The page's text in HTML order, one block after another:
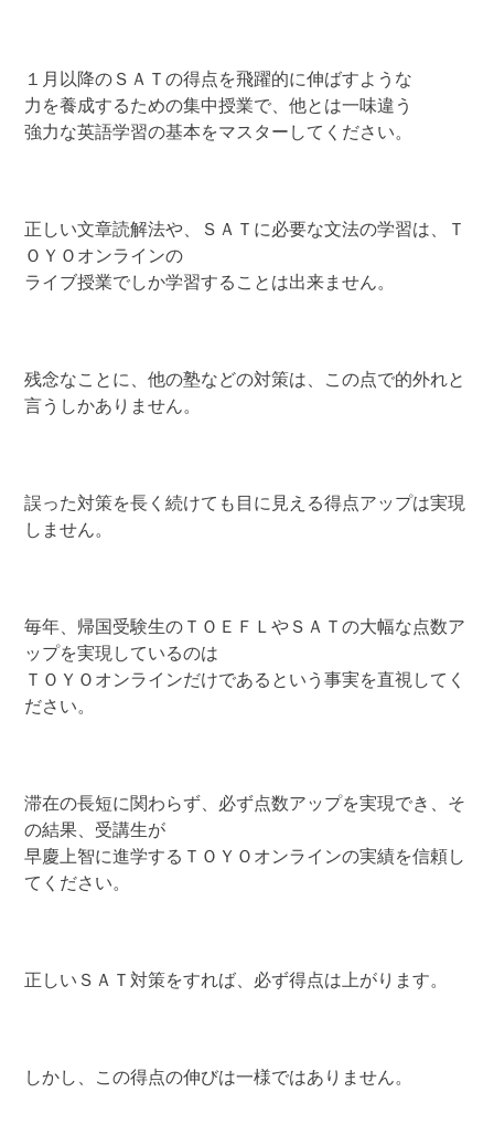
１月以降のＳＡＴの得点を飛躍的に伸ばすような
力を養成するための集中授業で、他とは一味違う
強力な英語学習の基本をマスターしてください。
正しい文章読解法や、ＳＡＴに必要な文法の学習は、Ｔ
ＯＹＯオンラインの
ライブ授業でしか学習することは出来ません。
残念なことに、他の塾などの対策は、この点で的外れと
言うしかありません。
誤った対策を長く続けても目に見える得点アップは実現
しません。
毎年、帰国受験生のＴＯＥＦＬやＳＡＴの大幅な点数ア
ップを実現しているのは
ＴＯＹＯオンラインだけであるという事実を直視してく
ださい。
滞在の長短に関わらず、必ず点数アップを実現でき、そ
の結果、受講生が
早慶上智に進学するＴＯＹＯオンラインの実績を信頼し
てください。
正しいＳＡＴ対策をすれば、必ず得点は上がります。
しかし、この得点の伸びは一様ではありません。